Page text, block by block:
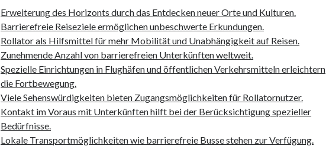
Erweiterung des Horizonts durch das Entdecken neuer Orte und Kulturen.
Barrierefreie Reiseziele ermöglichen unbeschwerte Erkundungen.
Rollator als Hilfsmittel für mehr Mobilität und Unabhängigkeit auf Reisen.
Zunehmende Anzahl von barrierefreien Unterkünften weltweit.
Spezielle Einrichtungen in Flughäfen und öffentlichen Verkehrsmitteln erleichtern
die Fortbewegung.
Viele Sehenswürdigkeiten bieten Zugangsmöglichkeiten für Rollatornutzer.
Kontakt im Voraus mit Unterkünften hilft bei der Berücksichtigung spezieller
Bedürfnisse.
Lokale Transportmöglichkeiten wie barrierefreie Busse stehen zur Verfügung.